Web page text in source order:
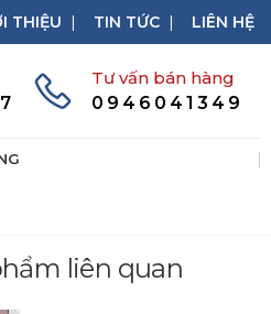
THIỆU | TIN TỨC | LIÊN HỆ
Tư vấn bán hàng
0946041349
liên quan